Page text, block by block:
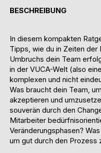
BESCHREIBUNG
In diesem kompakten
Tipps, wie du in Zeiten
Umbruchs dein Team
in der VUCA-Welt (also
komplexen und nicht
Was braucht dein Team,
akzeptieren und
souverän durch den
Mitarbeiter
Veränderungsphasen?
um gut durch den Prozess